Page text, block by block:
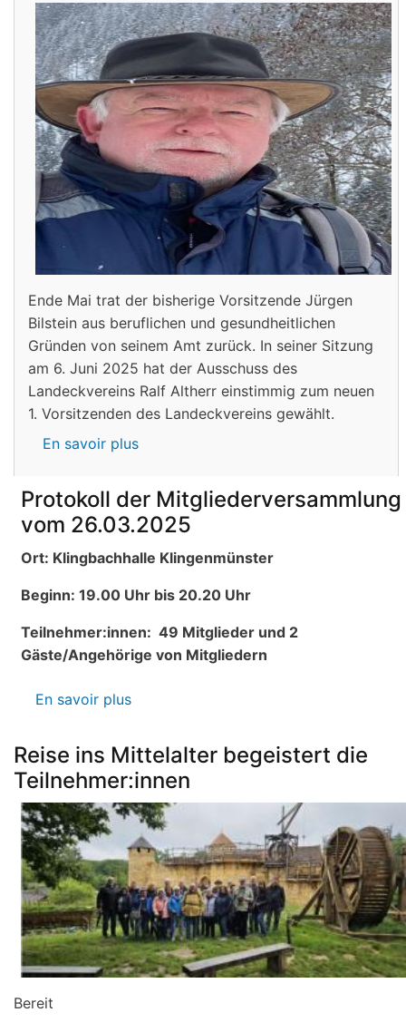
Jürgen
Stern
neuer
Betriebsleiter
Ende Mai trat der bisherige Vorsitzende Jürgen
Bilstein aus beruflichen und gesundheitlichen
Gründen von seinem Amt zurück. In seiner Sitzung
am 6. Juni 2025 hat der Ausschuss des
Landeckvereins Ralf Altherr einstimmig zum neuen
1. Vorsitzenden des Landeckvereins gewählt.
En savoir plus
Altherr
ist
neuer
1.
des
Landeckvereins
Protokoll der Mitgliederversammlung
vom 26.03.2025
Ort: Klingbachhalle Klingenmünster
Beginn: 19.00 Uhr bis 20.20 Uhr
Teilnehmer:innen: 49 Mitglieder und 2
Gäste/Angehörige von Mitgliedern
En savoir plus
der
Mitgliederversammlung
vom
26.03.2025
Reise ins Mittelalter begeistert die
Teilnehmer:innen
Bereit